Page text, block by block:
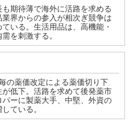
期待薄で海外に活路を求める
界からの参入が相次ぎ競争は
いる。生活用品は、高機能・
を刺激する。
の薬価改定による薬価切り下
低下。活路を求めて後発薬市
ーに製薬大手、中堅、外資の
ている。